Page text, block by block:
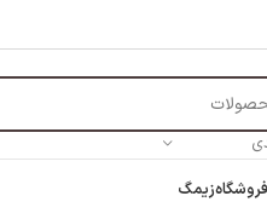
فروشگاهزیمگ